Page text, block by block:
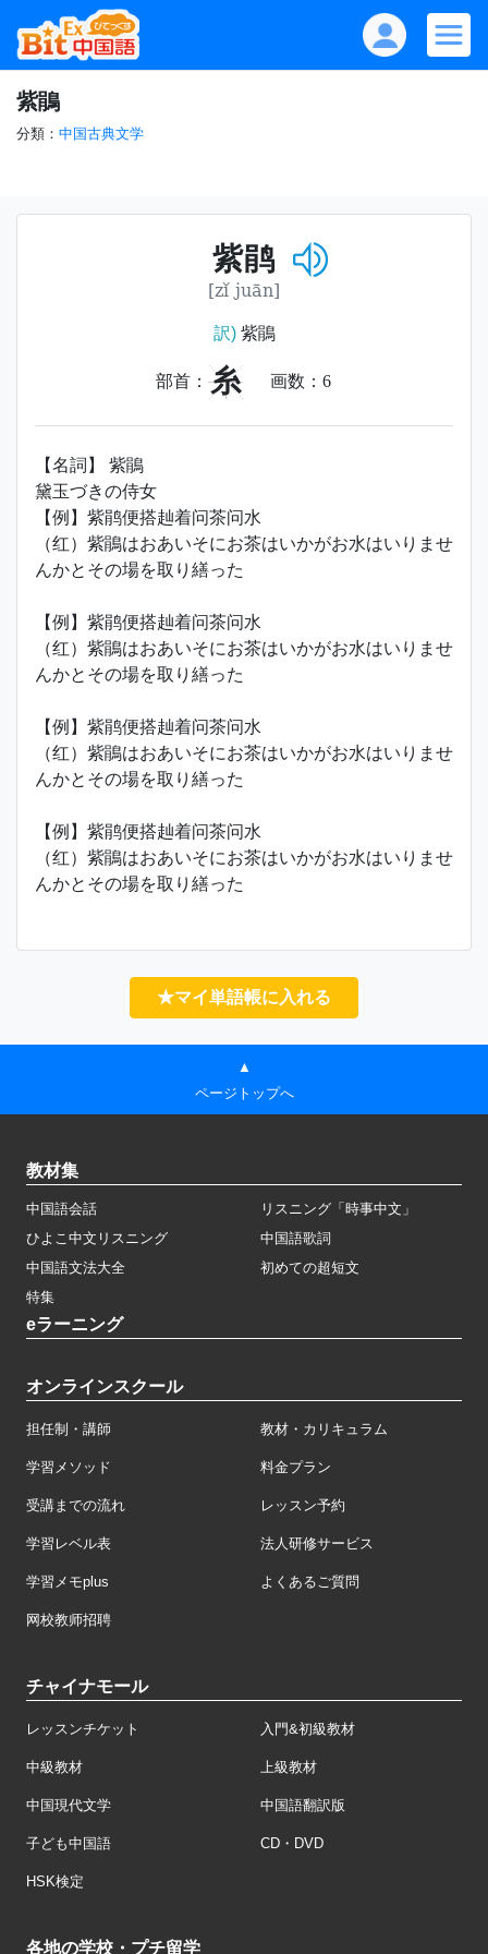
紫鵑
分類： 中国古典文学
紫鹃
[zǐ juān]
訳)紫鵑
部首： 糸 画数： 6
【名詞】 紫鵑
黛玉づきの侍女
【例】紫鹃便搭赸着问茶问水
（红）紫鵑はおあいそにお茶はいかがお水はいりませ
んかとその場を取り繕った
【例】紫鹃便搭赸着问茶问水
（红）紫鵑はおあいそにお茶はいかがお水はいりませ
んかとその場を取り繕った
【例】紫鹃便搭赸着问茶问水
（红）紫鵑はおあいそにお茶はいかがお水はいりませ
んかとその場を取り繕った
【例】紫鹃便搭赸着问茶问水
（红）紫鵑はおあいそにお茶はいかがお水はいりませ
んかとその場を取り繕った
★マイ単語帳に入れる
▲
ページトップへ
教材集
中国語会話
リスニング「時事中文」
ひよこ中文リスニング
中国語歌詞
中国語文法大全
初めての超短文
特集
eラーニング
オンラインスクール
担任制・講師 教材・カリキュラム
学習メソッド 料金プラン
受講までの流れ レッスン予約
学習レベル表 法人研修サービス
学習メモplus よくあるご質問
网校教师招聘
チャイナモール
レッスンチケット 入門&初級教材
中級教材 上級教材
中国現代文学 中国語翻訳版
子ども中国語 CD・DVD
HSK検定
各地の学校・プチ留学